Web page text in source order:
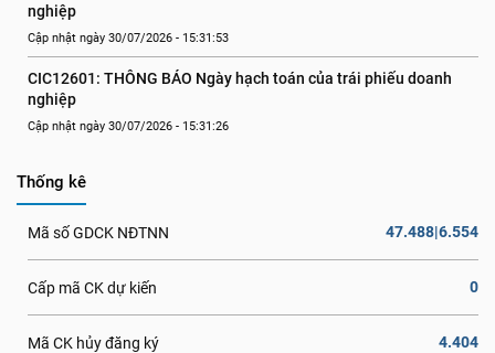
nghiệp
Cập nhật ngày 30/07/2026 - 15:31:53
CIC12601: THÔNG BÁO Ngày hạch toán của trái phiếu doanh
nghiệp
Cập nhật ngày 30/07/2026 - 15:31:26
Thống kê
Mã số GDCK NĐTNN 47.488|6.554
Cấp mã CK dự kiến 0
Mã CK hủy đăng ký 4.404